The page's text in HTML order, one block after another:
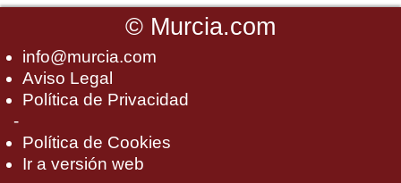
© Murcia.com
info@murcia.com
Aviso Legal
Política de Privacidad
-
Política de Cookies
Ir a versión web